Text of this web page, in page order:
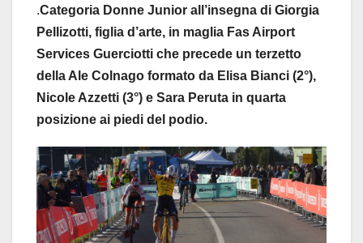
.Categoria Donne Junior all’insegna di Giorgia
Pellizotti, figlia d’arte, in maglia Fas Airport
Services Guerciotti che precede un terzetto
della Ale Colnago formato da Elisa Bianci (2°),
Nicole Azzetti (3°) e Sara Peruta in quarta
posizione ai piedi del podio.